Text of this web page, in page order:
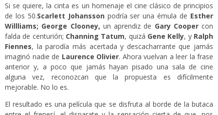
Si se quiere, la cinta es un homenaje el cine clásico de principios
de los 50.Scarlett Johansson podría ser una émula de Esther
Willliams; George Clooney, un aprendiz de Gary Cooper con
falda de centurión; Channing Tatum, quizá Gene Kelly, y Ralph
Fiennes, la parodía más acertada y descacharrante que jamás
imaginó nadie de Laurence Olivier. Ahora vuelvan a leer la frase
anterior y, a poco que jamás hayan pisado una sala de cine
alguna vez, reconozcan que la propuesta es difícilmente
mejorable. No lo es.
El resultado es una película que se disfruta al borde de la butaca